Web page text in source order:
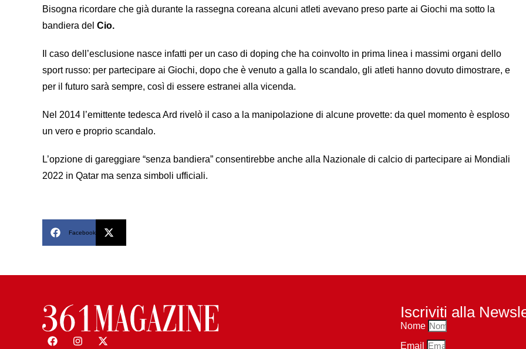
Bisogna ricordare che già durante la rassegna coreana alcuni atleti avevano preso parte ai Giochi ma sotto la
bandiera del Cio.
Il caso dell’esclusione nasce infatti per un caso di doping che ha coinvolto in prima linea i massimi organi dello
sport russo: per partecipare ai Giochi, dopo che è venuto a galla lo scandalo, gli atleti hanno dovuto dimostrare, e
per il futuro sarà sempre, così di essere estranei alla vicenda.
Nel 2014 l’emittente tedesca Ard rivelò il caso a la manipolazione di alcune provette: da quel momento è esploso
un vero e proprio scandalo.
L’opzione di gareggiare “senza bandiera” consentirebbe anche alla Nazionale di calcio di partecipare ai Mondiali
2022 in Qatar ma senza simboli ufficiali.
Facebook
Iscriviti alla
Nome
Email